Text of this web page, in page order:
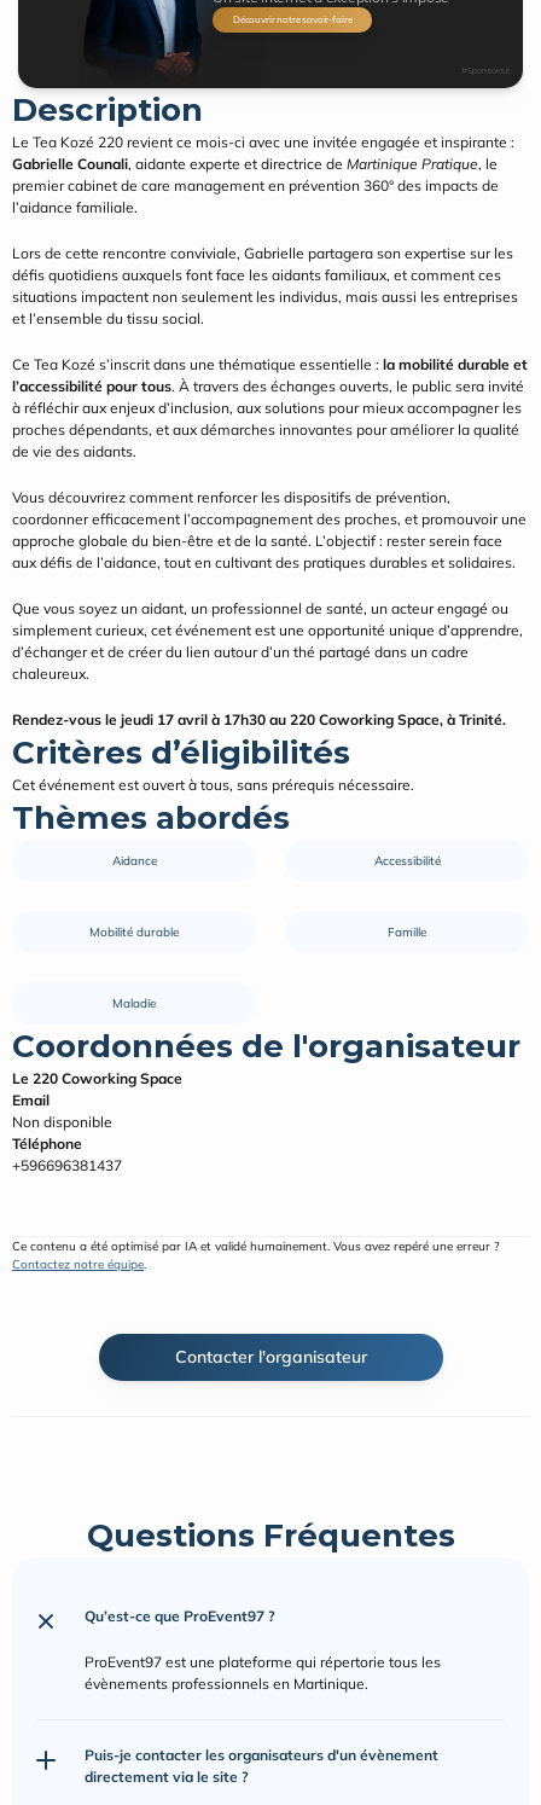
Contacter l'organisateur
Découvrir notre savoir-faire
#Sponsorisé
Description
Gabrielle Counali, aidante experte et directrice de Martinique Pratique, le
premier cabinet de care management en prévention 360° des impacts de
l’aidance familiale.
Lors de cette rencontre conviviale, Gabrielle partagera son expertise sur les
défis quotidiens auxquels font face les aidants familiaux, et comment ces
situations impactent non seulement les individus, mais aussi les entreprises
et l’ensemble du tissu social.
Ce Tea Kozé s’inscrit dans une thématique essentielle : la mobilité durable et
l’accessibilité pour tous. À travers des échanges ouverts, le public sera invité
à réfléchir aux enjeux d’inclusion, aux solutions pour mieux accompagner les
proches dépendants, et aux démarches innovantes pour améliorer la qualité
de vie des aidants.
Vous découvrirez comment renforcer les dispositifs de prévention,
coordonner efficacement l’accompagnement des proches, et promouvoir une
approche globale du bien-être et de la santé. L’objectif : rester serein face
aux défis de l’aidance, tout en cultivant des pratiques durables et solidaires.
Que vous soyez un aidant, un professionnel de santé, un acteur engagé ou
simplement curieux, cet événement est une opportunité unique d’apprendre,
d’échanger et de créer du lien autour d’un thé partagé dans un cadre
chaleureux.
Rendez-vous le jeudi 17 avril à 17h30 au 220 Coworking Space, à Trinité.
Critères d’éligibilités
Cet événement est ouvert à tous, sans prérequis nécessaire.
Thèmes abordés
Aidance Accessibilité
Mobilité durable Famille
Maladie
Coordonnées de l'organisateur
Le 220 Coworking Space
Email
Non disponible
Téléphone
+596696381437
Contactez notre équipe.
Questions Fréquentes
Qu’est-ce que ProEvent97 ?
ProEvent97 est une plateforme qui répertorie tous les
évènements professionnels en Martinique.
Puis-je contacter les organisateurs d'un évènement
directement via le site ?